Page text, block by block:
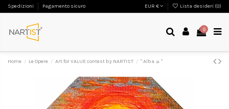
Spedizioni Pagamento sicuro EUR € Lista desideri (0)
0
Home Le Opere Art for VALUE contest by NARTIST " Alba ☼ "